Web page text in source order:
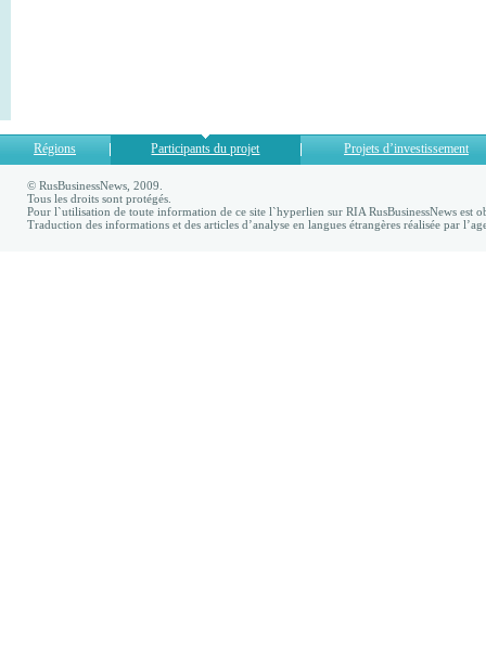
Régions Participants du projet Projets d’investissement
© RusBusinessNews, 2009.
Tous les droits sont protégés.
Pour l`utilisation de toute information de ce site l`hyperlien sur RIA RusBusinessNews est
Traduction des informations et des articles d’analyse en langues étrangères réalisée par